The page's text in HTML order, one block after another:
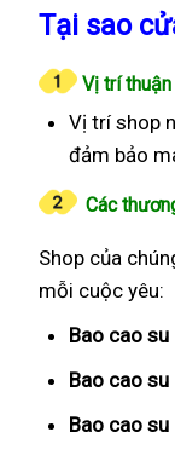
Tại sao
Vị trí
Vị trí shop
đảm bảo
Các
Shop của
mỗi cuộc yêu:
Bao cao su
Bao cao
Bao cao